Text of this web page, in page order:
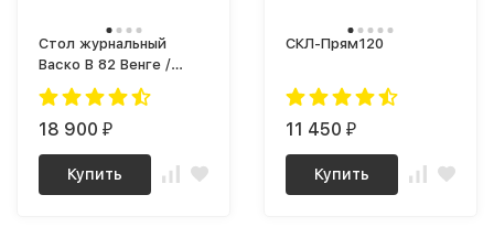
Стол журнальный
Васко В 82 Венге /
Серебро
18 900 ₽
Купить
СКЛ-Прям120
11 450 ₽
Купить